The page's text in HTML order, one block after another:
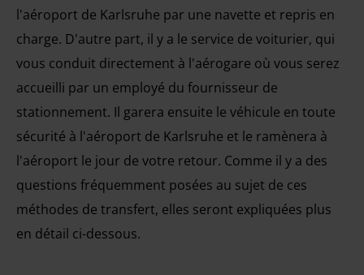
l'aéroport de Karlsruhe par une navette et repris en
charge. D'autre part, il y a le service de voiturier, qui
vous conduit directement à l'aérogare où vous serez
accueilli par un employé du fournisseur de
stationnement. Il garera ensuite le véhicule en toute
sécurité à l'aéroport de Karlsruhe et le ramènera à
l'aéroport le jour de votre retour. Comme il y a des
questions fréquemment posées au sujet de ces
méthodes de transfert, elles seront expliquées plus
en détail ci-dessous.